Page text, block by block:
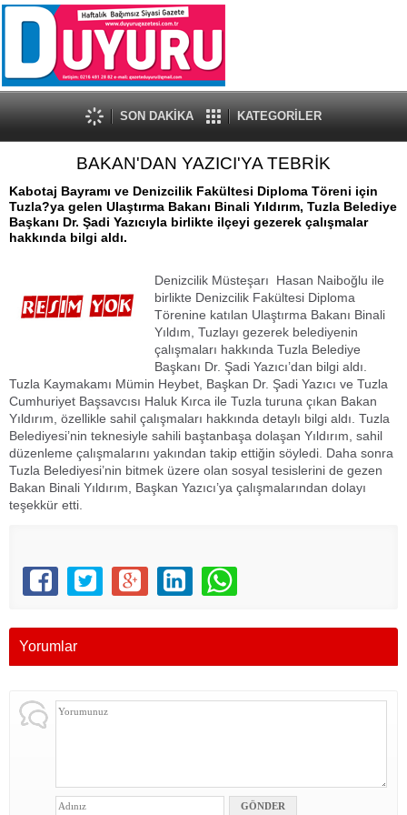
SON DAKİKA KATEGORİLER
BAKAN'DAN YAZICI'YA TEBRİK
Kabotaj Bayramı ve Denizcilik Fakültesi Diploma Töreni için
Tuzla?ya gelen Ulaştırma Bakanı Binali Yıldırım, Tuzla Belediye
Başkanı Dr. Şadi Yazıcıyla birlikte ilçeyi gezerek çalışmalar
hakkında bilgi aldı.
Denizcilik Müsteşarı Hasan Naiboğlu ile
birlikte Denizcilik Fakültesi Diploma
Törenine katılan Ulaştırma Bakanı Binali
Yıldım, Tuzlayı gezerek belediyenin
çalışmaları hakkında Tuzla Belediye
Başkanı Dr. Şadi Yazıcı’dan bilgi aldı.
Tuzla Kaymakamı Mümin Heybet, Başkan Dr. Şadi Yazıcı ve Tuzla
Cumhuriyet Başsavcısı Haluk Kırca ile Tuzla turuna çıkan Bakan
Yıldırım, özellikle sahil çalışmaları hakkında detaylı bilgi aldı. Tuzla
Belediyesi’nin teknesiyle sahili baştanbaşa dolaşan Yıldırım, sahil
düzenleme çalışmalarını yakından takip ettiğin söyledi. Daha sonra
Tuzla Belediyesi’nin bitmek üzere olan sosyal tesislerini de gezen
Bakan Binali Yıldırım, Başkan Yazıcı’ya çalışmalarından dolayı
teşekkür etti.
Yorumlar